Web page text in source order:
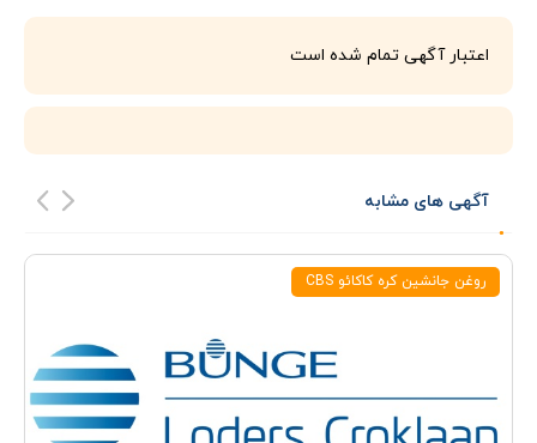
اعتبار آگهی تمام شده است
آگهی های مشابه
روغن جانشین کره کاکائو CBS